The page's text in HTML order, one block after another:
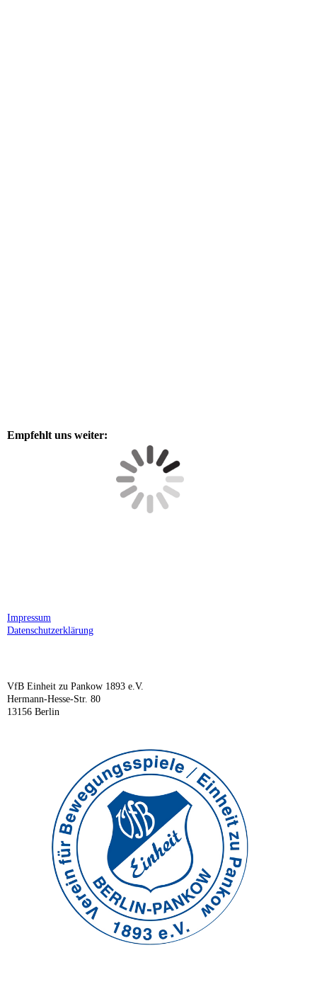
Empfehlt uns weiter:
Impressum
Datenschutzerklärung
VfB Einheit zu Pankow 1893 e.V.
Hermann-Hesse-Str. 80
13156 Berlin